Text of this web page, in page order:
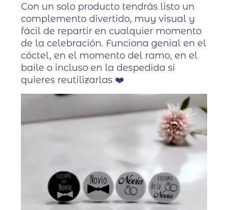
Con un solo producto tendrás listo un
complemento divertido, muy visual y
fácil de repartir en cualquier momento
de la celebración. Funciona genial en el
cóctel, en el momento del ramo, en el
baile o incluso en la despedida si
quieres reutilizarlas ❤️